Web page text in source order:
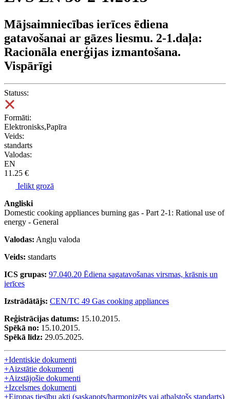
Mājsaimniecības ierīces ēdiena
gatavošanai ar gāzes liesmu. 2-1.daļa:
Racionāla enerģijas izmantošana.
Vispārīgi
Statuss:
Formāti:
Elektronisks,Papīra
Veids:
standarts
Valodas:
EN
11.25 €
Ielikt grozā
Angliski
Domestic cooking appliances burning gas - Part 2-1: Rational use of
energy - General
Valodas: Angļu valoda
Veids: standarts
ICS grupas: 97.040.20 Ēdiena sagatavošanas virsmas, krāsnis un
ierīces
Izstrādātājs: CEN/TC 49 Gas cooking appliances
Reģistrācijas datums: 15.10.2015.
Spēkā no: 15.10.2015.
Spēkā līdz: 29.05.2025.
+Identiskie dokumenti
+Aizstātie dokumenti
+Aizstājošie dokumenti
+Izcelsmes dokumenti
+Eiropas tiesību akti (saskaņots/harmonizēts vai atbalstošs standarts)